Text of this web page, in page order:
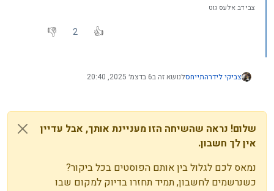
צבי דב אלעס גוט
2
צביקי לידרהתייחסלנושא זה ב6 בדצמ׳ 2025, 20:40
שלום! נראה שהשיחה הזו מעניינת אותך, אבל עדיין
אין לך חשבון.
נמאס לכם לגלול בין אותם הפוסטים בכל ביקור?
כשנרשמים לחשבון, תמיד תחזרו בדיוק למקום שבו